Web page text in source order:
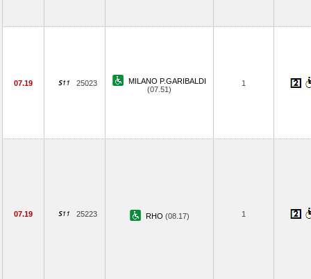
07.19 25023
MILANO P.GARIBALDI
(07.51)
1
07.19 25223 RHO (08.17) 1